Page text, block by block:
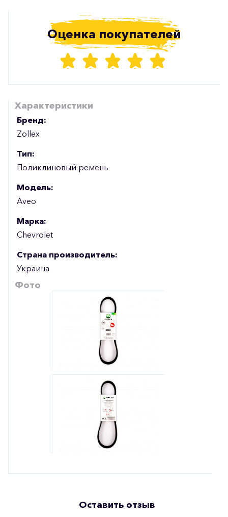
Оценка покупателей
Характеристики
Бренд:
Zollex
Тип:
Поликлиновый ремень
Модель:
Aveo
Марка:
Chevrolet
Страна производитель:
Украина
Фото
Оставить отзыв